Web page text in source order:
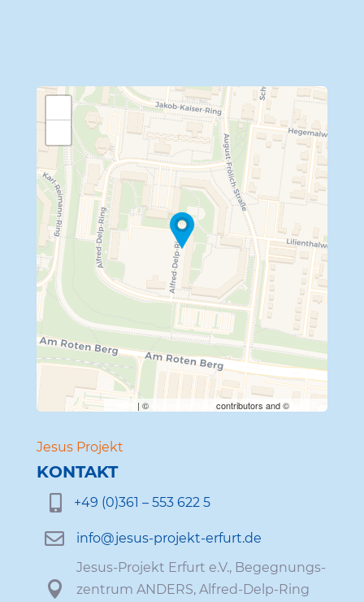
Travelers' Map wird geladen …
Wenn du dies siehst, nachdem
deine Seite vollständig geladen
wurde, fehlen leafletJS-Dateien.
| © contributors and ©
Jesus Projekt
KONTAKT
+49 (0)361 – 553 622 5
 info@​jesus-​projekt-​erfurt.​de

Jesus-Projekt Erfurt e.V., Begeg­nungs­
zen­trum ANDERS, Alfred-Delp-Ring